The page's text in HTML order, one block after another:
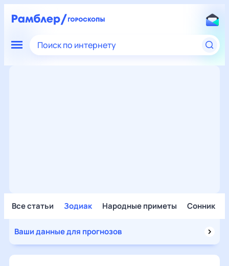
Поиск по интернету
Все статьи Зодиак Народные приметы Сонник
Ваши данные для прогнозов